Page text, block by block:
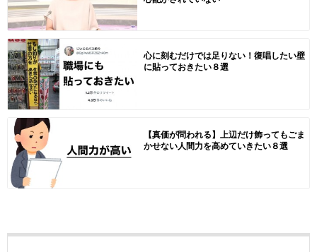
心に刻むだけでは足りない！復唱したい壁
に貼っておきたい８選
【真価が問われる】上辺だけ飾ってもごま
かせない人間力を高めていきたい８選